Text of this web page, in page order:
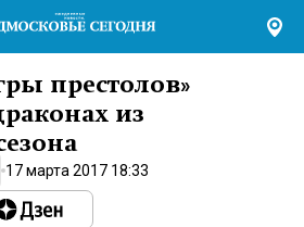
престолов»
из
17 марта 2017 18:33